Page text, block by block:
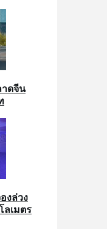
าดจีน
งล่วง
ลเมตร